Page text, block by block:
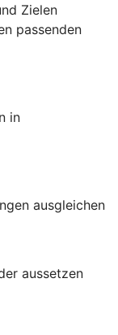
Zielen
passenden
in
ausgleichen
aussetzen